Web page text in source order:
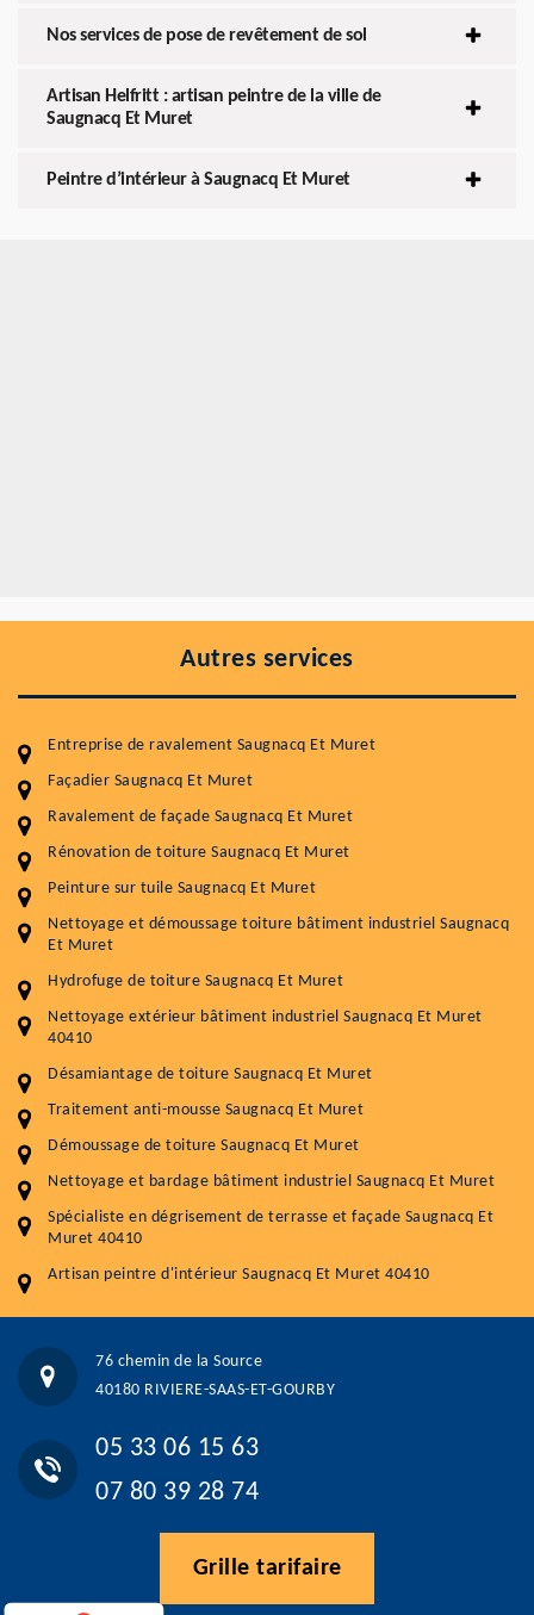
Nos services de pose de revêtement de sol
Artisan Helfritt : artisan peintre de la ville de
Saugnacq Et Muret
Peintre d’intérieur à Saugnacq Et Muret
Autres services
Entreprise de ravalement Saugnacq Et Muret
Façadier Saugnacq Et Muret
Ravalement de façade Saugnacq Et Muret
Rénovation de toiture Saugnacq Et Muret
Peinture sur tuile Saugnacq Et Muret
Nettoyage et démoussage toiture bâtiment industriel Saugnacq
Et Muret
Hydrofuge de toiture Saugnacq Et Muret
Nettoyage extérieur bâtiment industriel Saugnacq Et Muret
40410
Désamiantage de toiture Saugnacq Et Muret
Traitement anti-mousse Saugnacq Et Muret
Démoussage de toiture Saugnacq Et Muret
Nettoyage et bardage bâtiment industriel Saugnacq Et Muret
Spécialiste en dégrisement de terrasse et façade Saugnacq Et
Muret 40410
Artisan peintre d'intérieur Saugnacq Et Muret 40410
76 chemin de la Source
40180 RIVIERE-SAAS-ET-GOURBY
05 33 06 15 63
07 80 39 28 74
Grille tarifaire
Entretenir votre toiture, c'est préserver sa
durabilité
Service
Démoussage toiture
Traitement hydrofuge toiture
Prix au m²
Artisant local recommander
76 chemin de la Source 40180 RIVIERE-SAAS-ET-GOURBY